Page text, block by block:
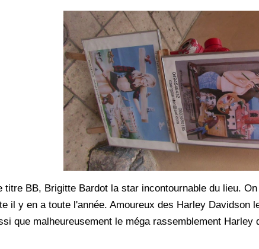
titre BB, Brigitte Bardot la star incontournable du lieu.
il y en a toute l'année. Amoureux des Harley Davidson
que malheureusement le méga rassemblement Harley